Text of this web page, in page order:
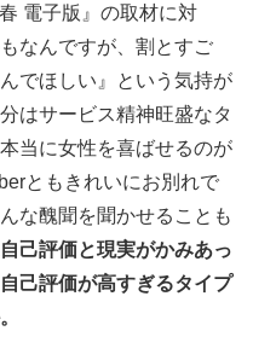
電子版』の取材に対
なんですが、割とすご
でほしい』という気持が
はサービス精神旺盛なタ
当に女性を喜ばせるのが
ともきれいにお別れで
な醜聞を聞かせることも
己評価と現実がかみあっ
己評価が高すぎるタイプ